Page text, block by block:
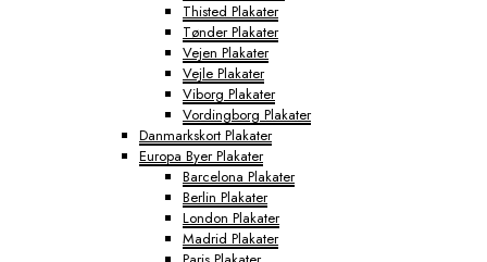
Thisted Plakater
Tønder Plakater
Vejen Plakater
Vejle Plakater
Viborg Plakater
Vordingborg Plakater
Danmarkskort Plakater
Europa Byer Plakater
Barcelona Plakater
Berlin Plakater
London Plakater
Madrid Plakater